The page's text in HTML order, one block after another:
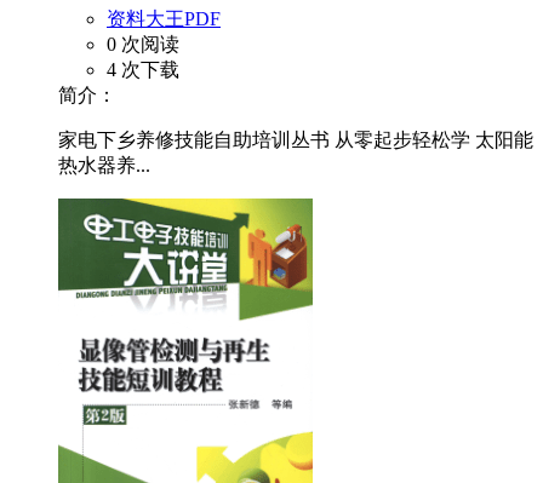
资料大王PDF
0 次阅读
4 次下载
简介：
家电下乡养修技能自助培训丛书 从零起步轻松学 太阳能
热水器养...